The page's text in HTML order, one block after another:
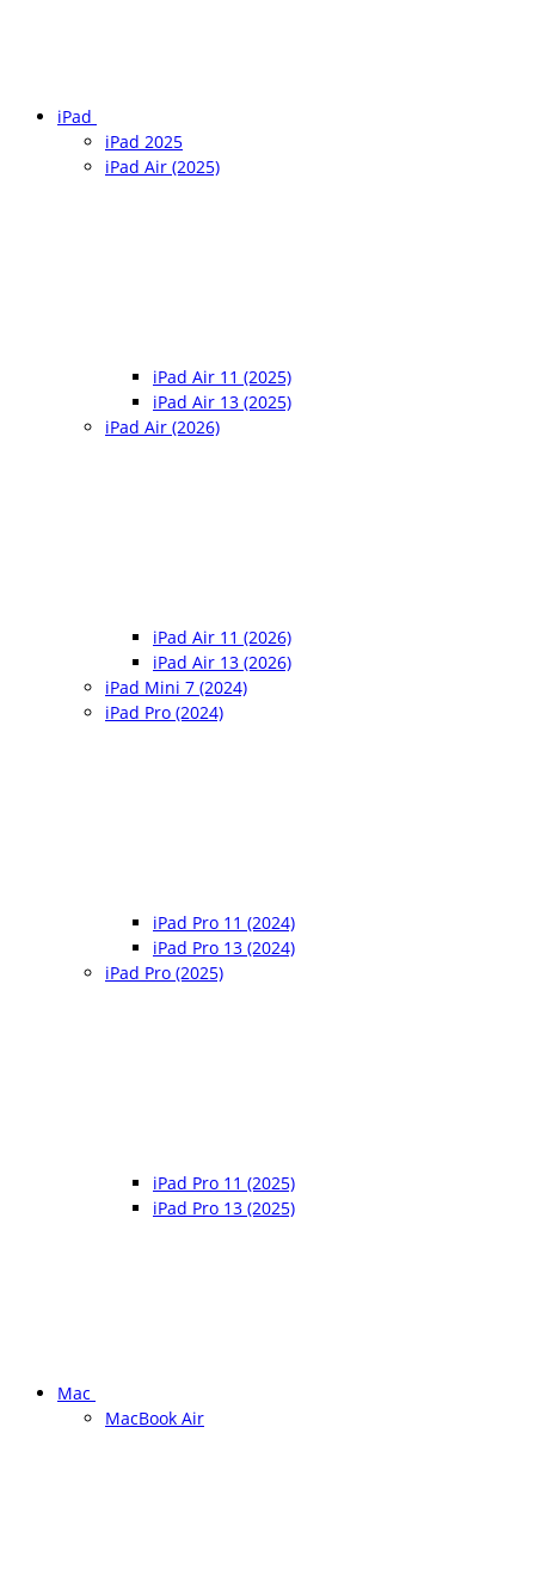
iPad
iPad 2025
iPad Air (2025)
iPad Air 11 (2025)
iPad Air 13 (2025)
iPad Air (2026)
iPad Air 11 (2026)
iPad Air 13 (2026)
iPad Mini 7 (2024)
iPad Pro (2024)
iPad Pro 11 (2024)
iPad Pro 13 (2024)
iPad Pro (2025)
iPad Pro 11 (2025)
iPad Pro 13 (2025)
Mac
MacBook Air